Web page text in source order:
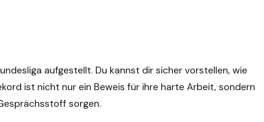
aufgestellt. Du kannst dir sicher vorstellen, wie
ist nicht nur ein Beweis für ihre harte Arbeit, sondern
sorgen.